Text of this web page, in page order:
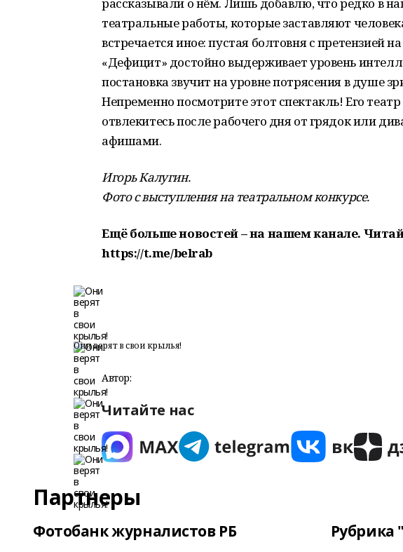
театральные работы, которые заставляют
встречается иное: пустая болтовня с претензией
«Дефицит» достойно выдерживает уровень
постановка звучит на уровне потрясения в душе
Непременно посмотрите этот спектакль! Его
отвлекитесь после рабочего дня от грядок или
афишами.
Игорь Калугин.
Фото с выступления на театральном конкурсе.
Ещё больше новостей – на нашем канале.
https://t.me/belrab
Они верят в свои крылья!
Автор:
Читайте нас
Партнеры
Фотобанк журналистов РБ Рубрика